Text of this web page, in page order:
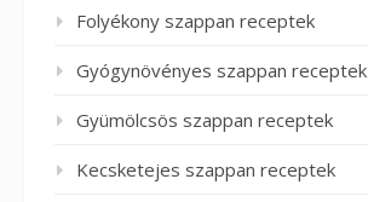
Folyékony szappan receptek
Gyógynövényes szappan receptek
Gyümölcsös szappan receptek
Kecsketejes szappan receptek